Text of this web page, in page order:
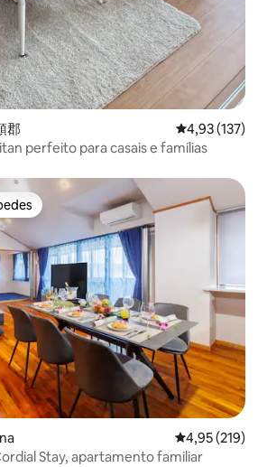
郡 4,93 de uma
4,93 (137)
perfeito para casais e famílias
4,95 de uma
4,95 (219)
Stay, apartamento familiar